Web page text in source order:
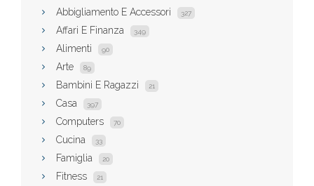
Abbigliamento E Accessori 327
Affari E Finanza 349
Alimenti 90
Arte 89
Bambini E Ragazzi 21
Casa 397
Computers 70
Cucina 33
Famiglia 20
Fitness 21